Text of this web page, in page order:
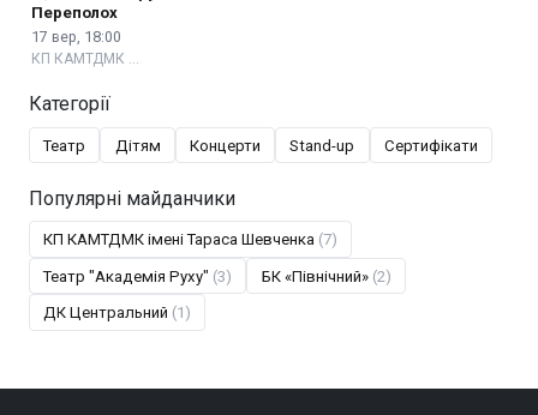
Переполох
17 вер, 18:00
КП КАМТДМК …
Категорії
Театр Дітям Концерти Stand-up Сертифікати
Популярні майданчики
КП КАМТДМК імені Тараса Шевченка (7)
Театр "Академія Руху" (3) БК «Північний» (2)
ДК Центральний (1)